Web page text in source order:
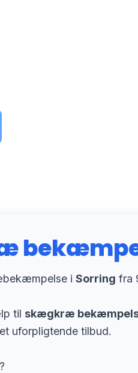
iSorring fra
til skægkræ
uforpligtende tilbud.